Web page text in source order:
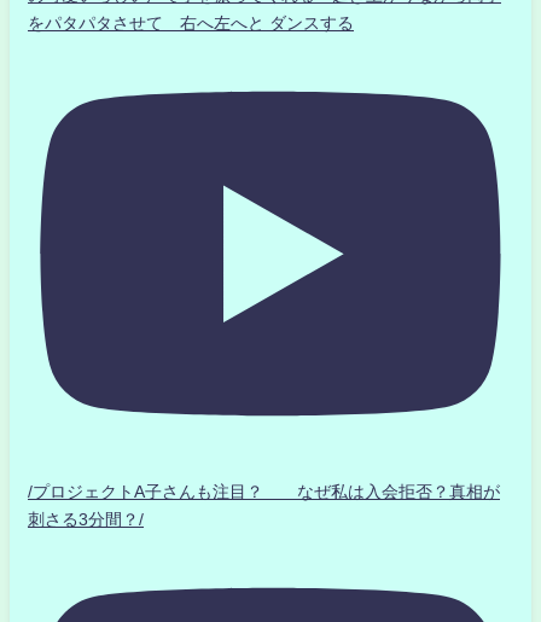
をパタパタさせて 右へ左へと ダンスする
/プロジェクトA子さんも注目？ なぜ私は入会拒否？真相が
刺さる3分間？/